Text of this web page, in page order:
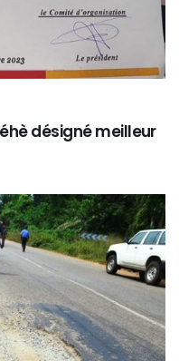
désigné meilleur